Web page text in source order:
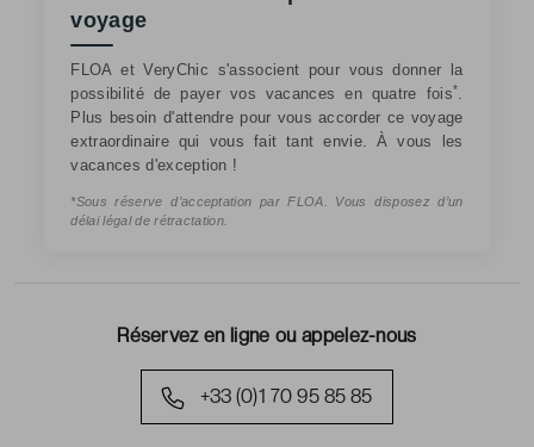
Réservez en ligne ou appelez-nous
+33 (0)1 70 95 85 85
voyage
FLOA et VeryChic s'associent pour vous donner la
possibilité de payer vos vacances en quatre fois*.
Plus besoin d'attendre pour vous accorder ce voyage
extraordinaire qui vous fait tant envie. À vous les
vacances d'exception !
*Sous réserve d’acceptation par FLOA. Vous disposez d’un
délai légal de rétractation.